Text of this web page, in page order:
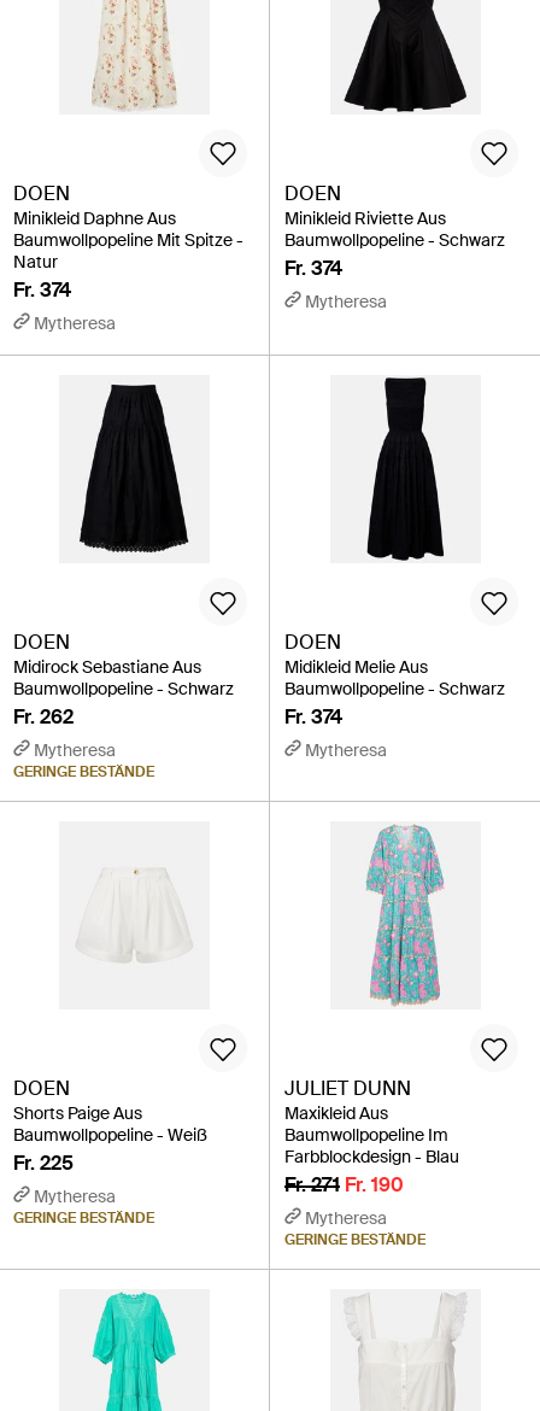
DOEN
Minikleid Daphne Aus
Baumwollpopeline Mit Spitze -
Natur
Fr. 374
Mytheresa
DOEN
Minikleid Riviette Aus
Baumwollpopeline - Schwarz
Fr. 374
Mytheresa
DOEN
Midirock Sebastiane Aus
Baumwollpopeline - Schwarz
Fr. 262
Mytheresa
GERINGE BESTÄNDE
DOEN
Midikleid Melie Aus
Baumwollpopeline - Schwarz
Fr. 374
Mytheresa
DOEN
Shorts Paige Aus
Baumwollpopeline - Weiß
Fr. 225
Mytheresa
GERINGE BESTÄNDE
JULIET DUNN
Maxikleid Aus
Baumwollpopeline Im
Farbblockdesign - Blau
Fr. 271 Fr. 190
Mytheresa
GERINGE BESTÄNDE